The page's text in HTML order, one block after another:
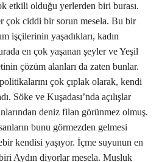
etkili olduğu yerlerden biri burası.
çok ciddi bir sorun mesela. Bu bir
işçilerinin yaşadıkları, kadın
en çok yaşanan şeyler ve Yeşil
çözüm alanları da zaten bunlar.
çok çıplak olarak, kendi
Söke ve Kuşadası’nda açılışlar
deniz filan görünmez olmuş.
bunu görmezden gelmesi
kendisi yaşıyor. İçme suyunun en
Aydın diyorlar mesela. Musluk